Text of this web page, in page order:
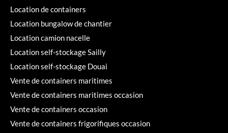
Location de containers
Location bungalow de chantier
Location camion nacelle
Location self-stockage Sailly
Location self-stockage Douai
Vente de containers maritimes
Vente de containers maritimes occasion
Vente de containers occasion
Vente de containers frigorifiques occasion